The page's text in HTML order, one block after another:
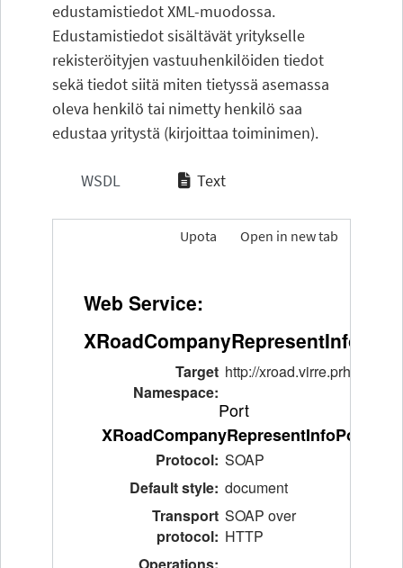
edustamistiedot XML-muodossa.
Edustamistiedot sisältävät yritykselle
rekisteröityjen vastuuhenkilöiden tiedot
sekä tiedot siitä miten tietyssä asemassa
oleva henkilö tai nimetty henkilö saa
edustaa yritystä (kirjoittaa toiminimen).
WSDL Text
Open in new tab
Upota